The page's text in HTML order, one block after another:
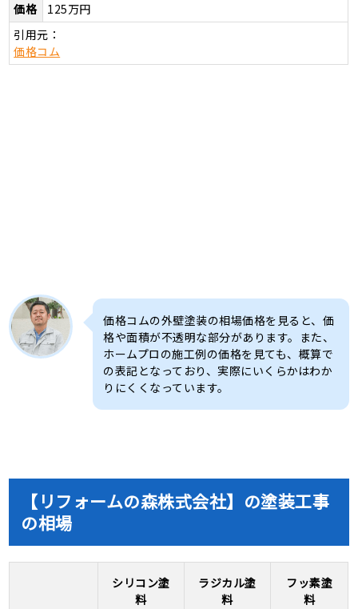
価格
125万円
引用元：
価格コム
価格コムの外壁塗装の相場価格を⾒ると、価
格や⾯積が不透明な部分があります。また、
ホームプロの施工例の価格を⾒ても、概算で
の表記となっており、実際にいくらかはわか
りにくくなっています。
【リフォームの森株式会社】の塗装工事
の相場
シリコン塗
料
ラジカル塗
料
フッ素塗
料